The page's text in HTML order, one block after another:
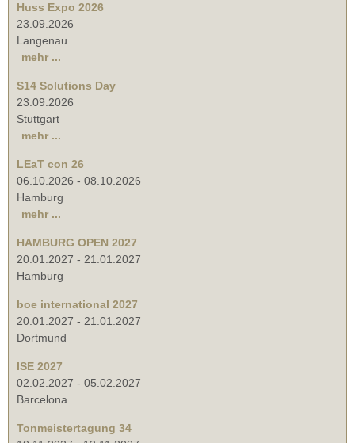
Huss Expo 2026
23.09.2026
Langenau
mehr ...
S14 Solutions Day
23.09.2026
Stuttgart
mehr ...
LEaT con 26
06.10.2026 - 08.10.2026
Hamburg
mehr ...
HAMBURG OPEN 2027
20.01.2027 - 21.01.2027
Hamburg
boe international 2027
20.01.2027 - 21.01.2027
Dortmund
ISE 2027
02.02.2027 - 05.02.2027
Barcelona
Tonmeistertagung 34